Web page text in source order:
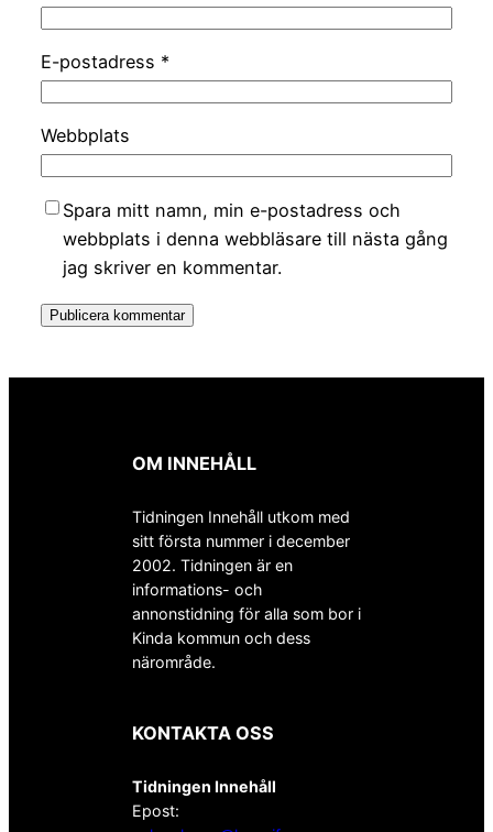
E-postadress *
Webbplats
Spara mitt namn, min e-postadress och
webbplats i denna webbläsare till nästa gång
jag skriver en kommentar.
OM INNEHÅLL
Tidningen Innehåll utkom med
sitt första nummer i december
2002. Tidningen är en
informations- och
annonstidning för alla som bor i
Kinda kommun och dess
närområde.
KONTAKTA OSS
Tidningen Innehåll
Epost: